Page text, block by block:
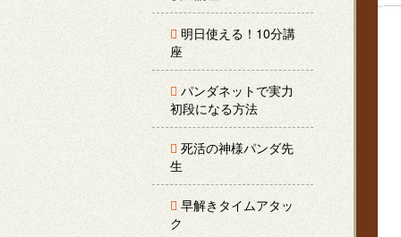
明日使える！10分講
座
パンダネットで実力
初段になる方法
死活の神様パンダ先
生
早解きタイムアタッ
ク